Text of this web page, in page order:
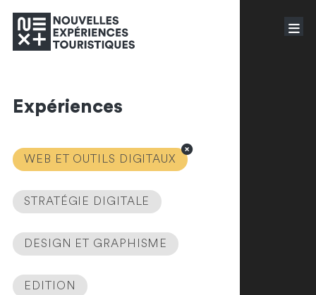
Expériences
WEB ET OUTILS DIGITAUX
STRATÉGIE DIGITALE
DESIGN ET GRAPHISME
EDITION